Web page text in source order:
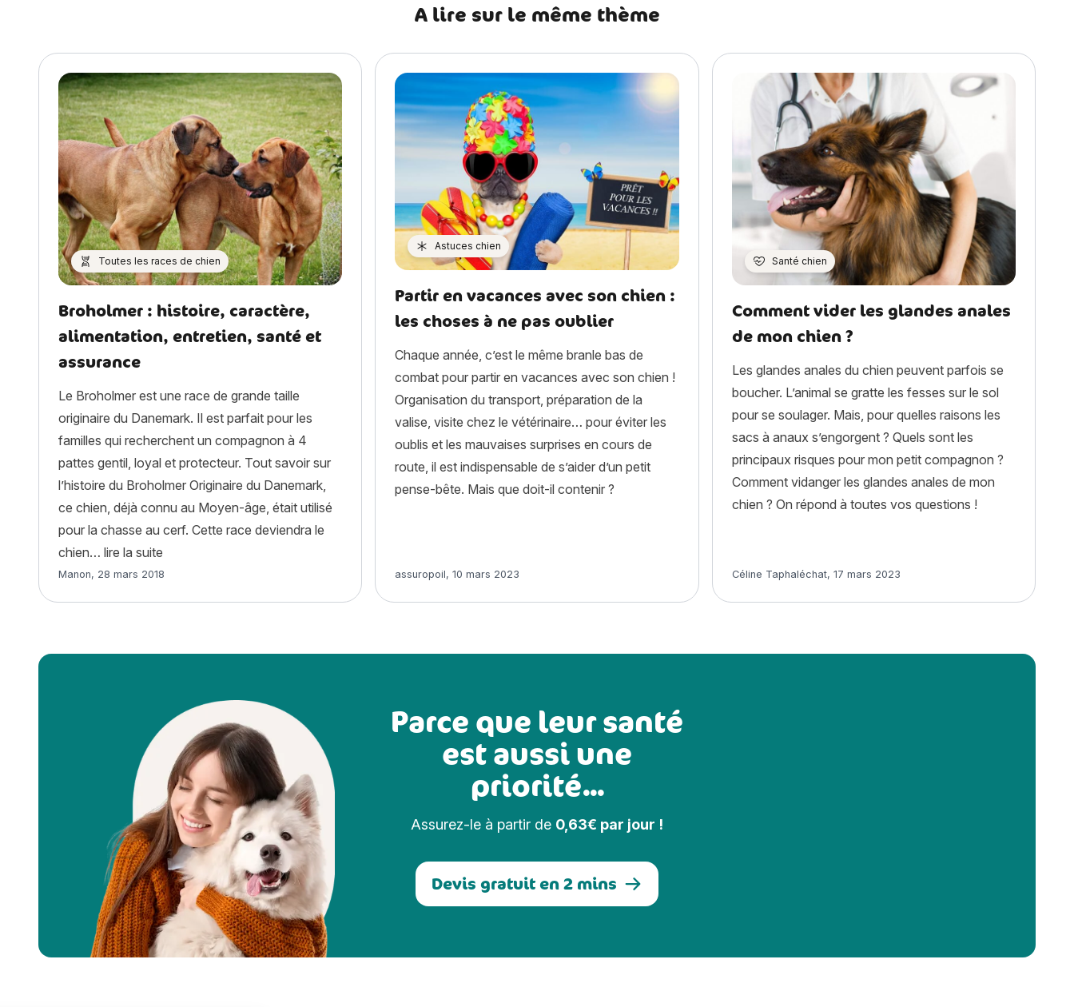
A lire sur le même thème
Toutes les races de chien
Broholmer : histoire, caractère,
alimentation, entretien, santé et
assurance
Le Broholmer est une race de grande taille
originaire du Danemark. Il est parfait pour les
familles qui recherchent un compagnon à 4
pattes gentil, loyal et protecteur. Tout savoir sur
l’histoire du Broholmer Originaire du Danemark,
ce chien, déjà connu au Moyen-âge, était utilisé
pour la chasse au cerf. Cette race deviendra le
chien… lire la suite
Article rédigé par
Manon, 28 mars 2018
Astuces chien
Partir en vacances avec son chien :
les choses à ne pas oublier
Chaque année, c’est le même branle bas de
combat pour partir en vacances avec son chien !
Organisation du transport, préparation de la
valise, visite chez le vétérinaire… pour éviter les
oublis et les mauvaises surprises en cours de
route, il est indispensable de s’aider d’un petit
pense-bête. Mais que doit-il contenir ?
Article rédigé par
assuropoil,10 mars 2023
Santé chien
Comment vider les glandes anales
de mon chien ?
Les glandes anales du chien peuvent parfois se
boucher. L’animal se gratte les fesses sur le sol
pour se soulager. Mais, pour quelles raisons les
sacs à anaux s’engorgent ? Quels sont les
principaux risques pour mon petit compagnon ?
Comment vidanger les glandes anales de mon
chien ? On répond à toutes vos questions !
Article rédigé par
Céline Taphaléchat, 17 mars 2023
Parce que leur santé
est aussi une
priorité...
Assurez-le à partir de 0,63€ par jour !
Devis gratuit en 2 mins